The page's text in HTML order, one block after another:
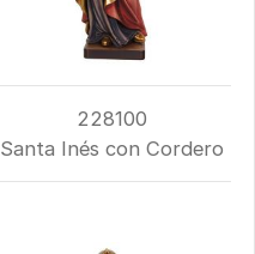
228100
Santa Inés con Cordero